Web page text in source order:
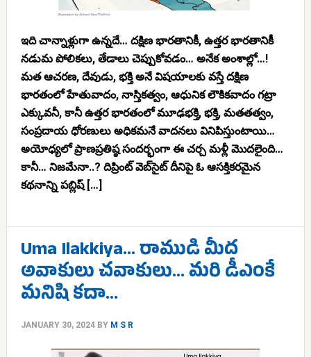
ఇది చాన్నాళ్లుగా ఉన్నదే… దక్షిణ భారతానికీ, ఉత్తర భారతానికీ
నడుమ పోలికలు, తేడాలు చెప్పుకోవడం… అనేక అంశాల్లో…!
మత ఆచరణ, దేవుడు, భక్తి అనే విషయాలకు వస్తే దక్షిణ
భారతంలో హేతువాదం, నాస్తికత్వం, ఆధునిక లౌకికవాదం గట్రా
ఎక్కువనీ, కానీ ఉత్తర భారతంలో మూఢభక్తి, భక్తి, మతతత్వం,
సంప్రదాయ ధోరణులు అధికమనే వాదనలు వినిపిస్తుంటాయి…
అయోధ్యలో ప్రాణప్రతిష్ఠ సందర్భంగా ఈ చర్చ మళ్లీ మొదలైంది…
కానీ… నిజమేనా..? దిప్రింట్ వెబ్‌సైట్ దీనిపై ఓ ఆసక్తికరమైన
కథనాన్ని పబ్లిష్ […]
Uma Ilakkiya… రాముడి మీద
అవాకులు చవాకులు… మరి డీఎంకే
మనిషి కదా…
JANUARY 30, 2024BY M S R